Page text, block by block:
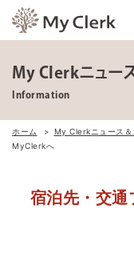
My Clerkニュー
Information
ホーム My Clerkニュース＆
MyClerkへ
宿泊先・交